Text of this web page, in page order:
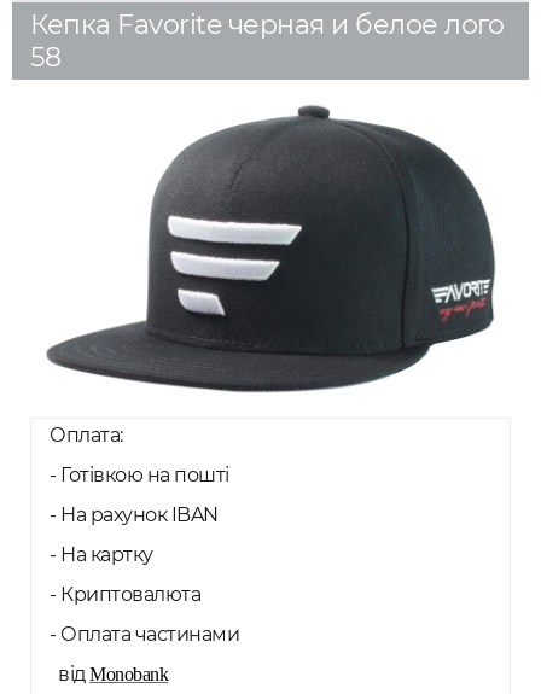
Кепка Favorite черная и белое лого
58
Оплата:
- Готівкою на пошті
- На рахунок IBAN
- На картку
- Криптовалюта
- Оплата частинами
відMonobank